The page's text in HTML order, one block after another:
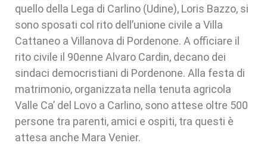
quello della Lega di Carlino (Udine), Loris Bazzo, si
sono sposati col rito dell’unione civile a Villa
Cattaneo a Villanova di Pordenone. A officiare il
rito civile il 90enne Alvaro Cardin, decano dei
sindaci democristiani di Pordenone. Alla festa di
matrimonio, organizzata nella tenuta agricola
Valle Ca’ del Lovo a Carlino, sono attese oltre 500
persone tra parenti, amici e ospiti, tra questi è
attesa anche Mara Venier.